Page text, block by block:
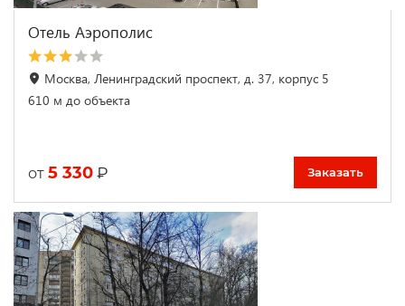
Отель Аэрополис
Москва, Ленинградский проспект, д. 37, корпус 5
610 м до объекта
от 5 330 ₽ Заказать